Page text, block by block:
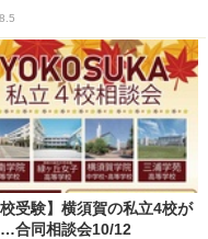
校受験】横須賀の私立4校が
合同相談会10/12